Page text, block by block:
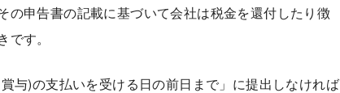
申告書の記載に基づいて会社は税金を還付したり徴
す。
与)の支払いを受ける日の前日まで」に提出しなければ